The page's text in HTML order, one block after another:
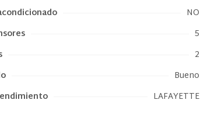
NO
5
2
Bueno
LAFAYETTE